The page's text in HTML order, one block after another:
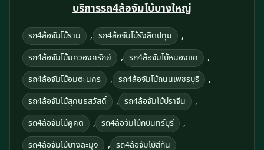
บริการรถ4ล้อจัมโบ้บางใหญ่
รถ4ล้อจัมโบ้ราม , รถ4ล้อจัมโบ้รังสิตปทุม ,
รถ4ล้อจัมโบ้มศวองครักษ์ , รถ4ล้อจัมโบ้หนองแค ,
รถ4ล้อจัมโบ้อมตะนคร , รถ4ล้อจัมโบ้ถนนเพชรบุรี ,
รถ4ล้อจัมโบ้สุคนธสวัสดิ์ , รถ4ล้อจัมโบ้ปราจีน ,
รถ4ล้อจัมโบ้คูคต , รถ4ล้อจัมโบ้กบินทร์บุรี ,
รถ4ล้อจัมโบ้บางละมุง , รถ4ล้อจัมโบ้สีกัน